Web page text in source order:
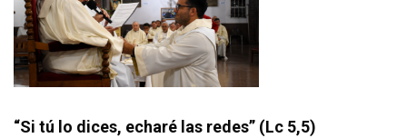
“Si tú lo dices, echaré las redes” (Lc 5,5)